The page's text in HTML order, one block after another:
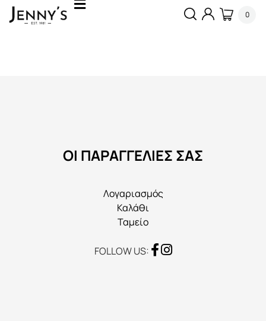
0
ΟΙ ΠΑΡΑΓΓΕΛΙΕΣ ΣΑΣ
Λογαριασμός
Καλάθι
Ταμείο
FOLLOW US: